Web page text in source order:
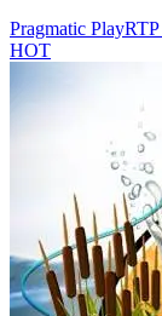
Pragmatic PlayRTP
HOT